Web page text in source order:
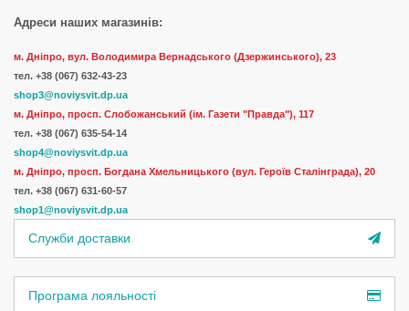
Адреси наших магазинів:
м. Дніпро, вул. Володимира Вернадського (Дзержинського), 23
тел. +38 (067) 632-43-23
shop3@noviysvit.dp.ua
м. Дніпро, просп. Слобожанський (ім. Газети "Правда"), 117
тел. +38 (067) 635-54-14
shop4@noviysvit.dp.ua
м. Дніпро, просп. Богдана Хмельницького (вул. Героїв Сталінграда), 20
тел. +38 (067) 631-60-57
shop1@noviysvit.dp.ua
Служби доставки
Програма лояльності